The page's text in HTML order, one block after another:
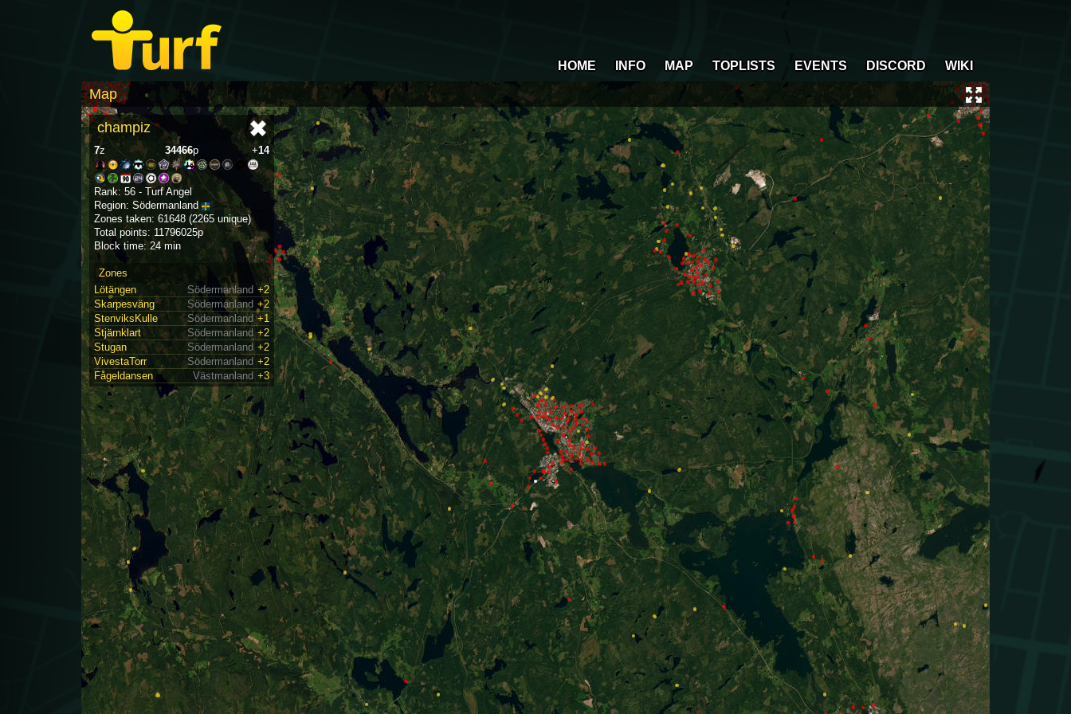
HOME INFO MAP TOPLISTS EVENTS DISCORD WIKI
Map
champiz
7z 34466p +14
Rank: 56 - Turf Angel
Region: Södermanland
Zones taken: 61648 (2265 unique)
Total points: 11796025p
Block time: 24 min
Zones
Lötängen
+2
Södermanland
Skarpesväng
+2
Södermanland
StenviksKulle
+1
Södermanland
Stjärnklart
+2
Södermanland
Stugan
+2
Södermanland
VivestaTorr
+2
Södermanland
Fågeldansen
+3
Västmanland